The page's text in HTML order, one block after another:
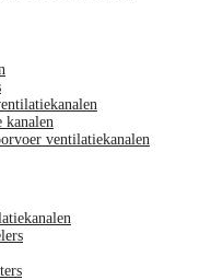
kanalen
ventilatiekanalen